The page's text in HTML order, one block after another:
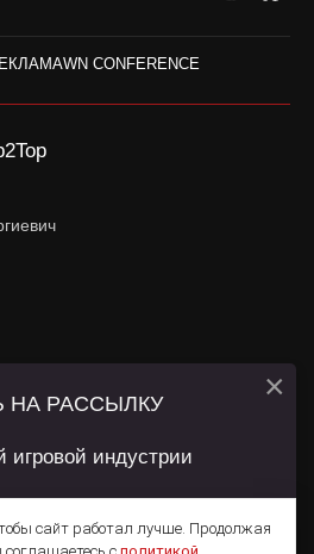
WN CONFERENCE
активная ссылка на
cookie, данные геолокации
вПолитике конфиденциальностии
сайт работал лучше. Продолжая
РАССЫЛКУ
игровой индустрии
×